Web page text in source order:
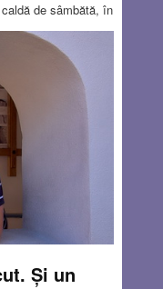
de sâmbătă, în
conditionat. – Te
i-am spus, dar hai
dar după câteva
parcat în partea
circulația nu era
protejat între
departe, apoi încă
lansat de
ne-am ridicat și
more…
Și un